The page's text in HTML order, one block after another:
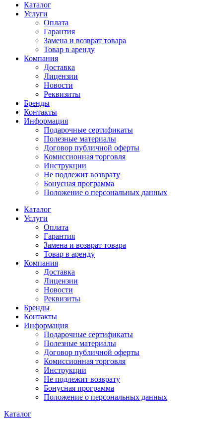
Каталог
Услуги
Оплата
Гарантия
Замена и возврат товара
Товар в аренду
Компания
Доставка
Лицензии
Новости
Реквизиты
Бренды
Контакты
Информация
Подарочные сертификаты
Полезные материалы
Договор публичной оферты
Комиссионная торговля
Инструкции
Не подлежит возврату
Бонусная программа
Положение о персональных данных
Каталог
Услуги
Оплата
Гарантия
Замена и возврат товара
Товар в аренду
Компания
Доставка
Лицензии
Новости
Реквизиты
Бренды
Контакты
Информация
Подарочные сертификаты
Полезные материалы
Договор публичной оферты
Комиссионная торговля
Инструкции
Не подлежит возврату
Бонусная программа
Положение о персональных данных
Каталог